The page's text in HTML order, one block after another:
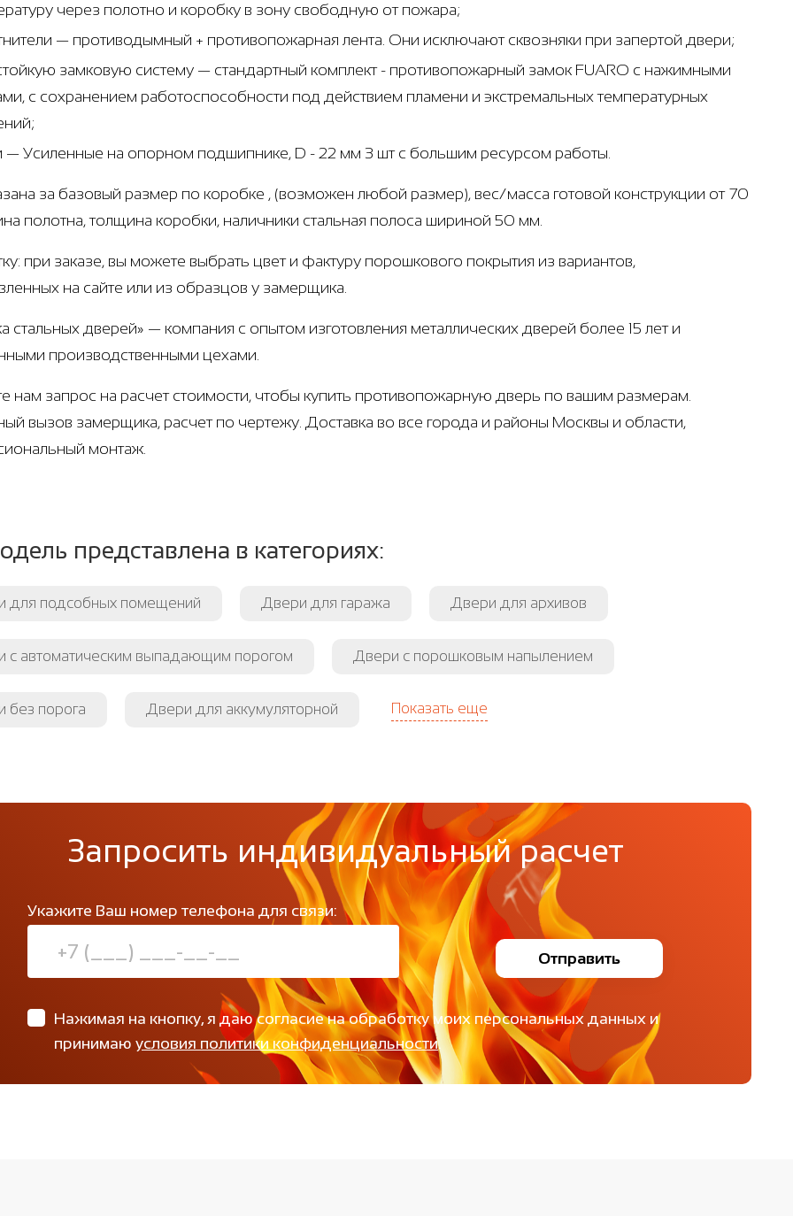
через полотно и коробку в зону свободную от пожара;
— противодымный + противопожарная лента. Они исключают сквозняки при запертой двери;
замковую систему — стандартный комплект - противопожарный замок FUARO с нажимными
с сохранением работоспособности под действием пламени и экстремальных температурных
— Усиленные на опорном подшипнике, D - 22 мм 3 шт с большим ресурсом работы.
за базовый размер по коробке , (возможен любой размер), вес/масса готовой конструкции от 70
полотна, толщина коробки, наличники стальная полоса шириной 50 мм.
при заказе, вы можете выбрать цвет и фактуру порошкового покрытия из вариантов,
на сайте или из образцов у замерщика.
стальных дверей» — компания с опытом изготовления металлических дверей более 15 лет и
производственными цехами.
нам запрос на расчет стоимости, чтобы купить противопожарную дверь по вашим размерам.
вызов замерщика, расчет по чертежу. Доставка во все города и районы Москвы и области,
монтаж.
представлена в категориях:
для подсобных помещений Двери для гаража Двери для архивов
с автоматическим выпадающим порогом Двери с порошковым напылением
без порога Двери для аккумуляторной Показать еще
Запросить индивидуальный расчет
Укажите Ваш номер телефона для связи:
Отправить
Нажимая на кнопку, я даю согласие на обработку моих персональных данных и
принимаю условия политики конфиденциальности.